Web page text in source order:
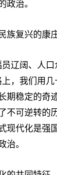
政治。
复兴的康
阔、人口
，我们用
期稳定的奇
不可逆转的
现代化是强
治。